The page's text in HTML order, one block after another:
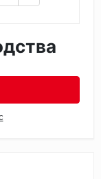
Lucky Floor
Made in Belgium